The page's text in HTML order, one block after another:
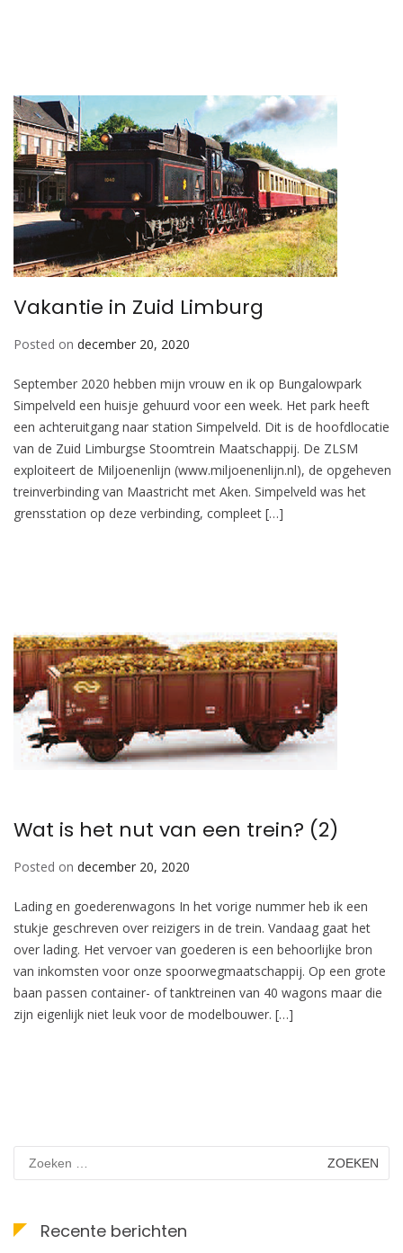
Vakantie in Zuid Limburg
Posted on december 20, 2020
September 2020 hebben mijn vrouw en ik op Bungalowpark
Simpelveld een huisje gehuurd voor een week. Het park heeft
een achteruitgang naar station Simpelveld. Dit is de hoofdlocatie
van de Zuid Limburgse Stoomtrein Maatschappij. De ZLSM
exploiteert de Miljoenenlijn (www.miljoenenlijn.nl), de opgeheven
treinverbinding van Maastricht met Aken. Simpelveld was het
grensstation op deze verbinding, compleet […]
Wat is het nut van een trein? (2)
Posted on december 20, 2020
Lading en goederenwagons In het vorige nummer heb ik een
stukje geschreven over reizigers in de trein. Vandaag gaat het
over lading. Het vervoer van goederen is een behoorlijke bron
van inkomsten voor onze spoorwegmaatschappij. Op een grote
baan passen container- of tanktreinen van 40 wagons maar die
zijn eigenlijk niet leuk voor de modelbouwer. […]
Zoeken
naar:
Recente berichten